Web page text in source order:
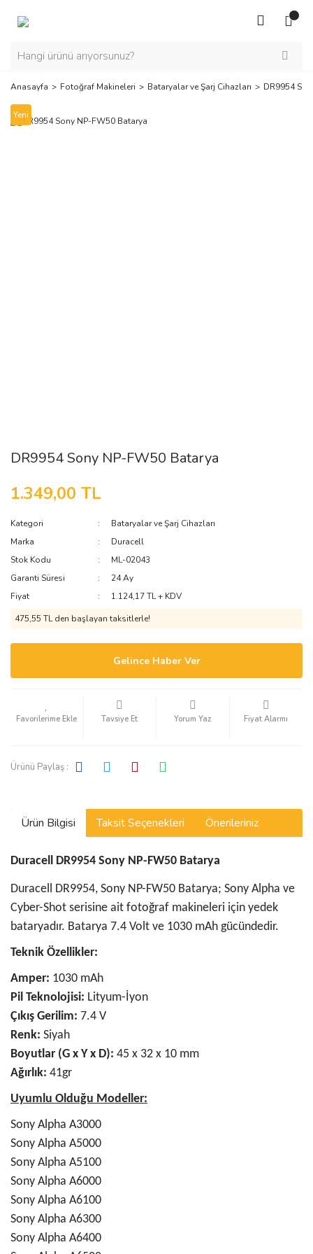
Anasayfa Fotoğraf Makineleri Bataryalar ve Şarj Cihazları DR9954
Yeni
DR9954 Sony NP-FW50 Batarya
1.349,00 TL
Kategori
Bataryalar ve Şarj Cihazları
Marka
Duracell
Stok Kodu
ML-02043
Garanti Süresi
24 Ay
Fiyat
1.124,17 TL + KDV
475,55 TL den başlayan taksitlerle!
Gelince Haber Ver
Tavsiye Et Yorum Yaz Fiyat Alarmı
Ürünü Paylaş :
Ürün Bilgisi Taksit Seçenekleri Önerileriniz
Duracell DR9954 Sony NP-FW50 Batarya
Duracell DR9954, Sony NP-FW50 Batarya; Sony Alpha ve
Cyber-Shot serisine ait fotoğraf makineleri için yedek
bataryadır. Batarya 7.4 Volt ve 1030 mAh gücündedir.
Teknik Özellikler:
Amper: 1030 mAh
Pil Teknolojisi: Lityum-İyon
Çıkış Gerilim: 7.4 V
Renk: Siyah
Boyutlar (G x Y x D): 45 x 32 x 10 mm
Ağırlık: 41gr
Uyumlu Olduğu Modeller:
Sony Alpha A3000
Sony Alpha A5000
Sony Alpha A5100
Sony Alpha A6000
Sony Alpha A6100
Sony Alpha A6300
Sony Alpha A6400